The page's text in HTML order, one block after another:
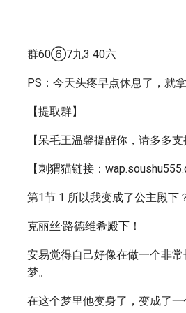
群60⑥7九3 40六
PS：今天头疼早点休息了，就
【提取群】
【呆毛王温馨提醒你，请多多支
【刺猬猫链接：
第1节 1 所以我变成了公主殿下
克丽丝·路德维希殿下！
安易觉得自己好像在做一个非
梦。
在这个梦里他变身了，变成了